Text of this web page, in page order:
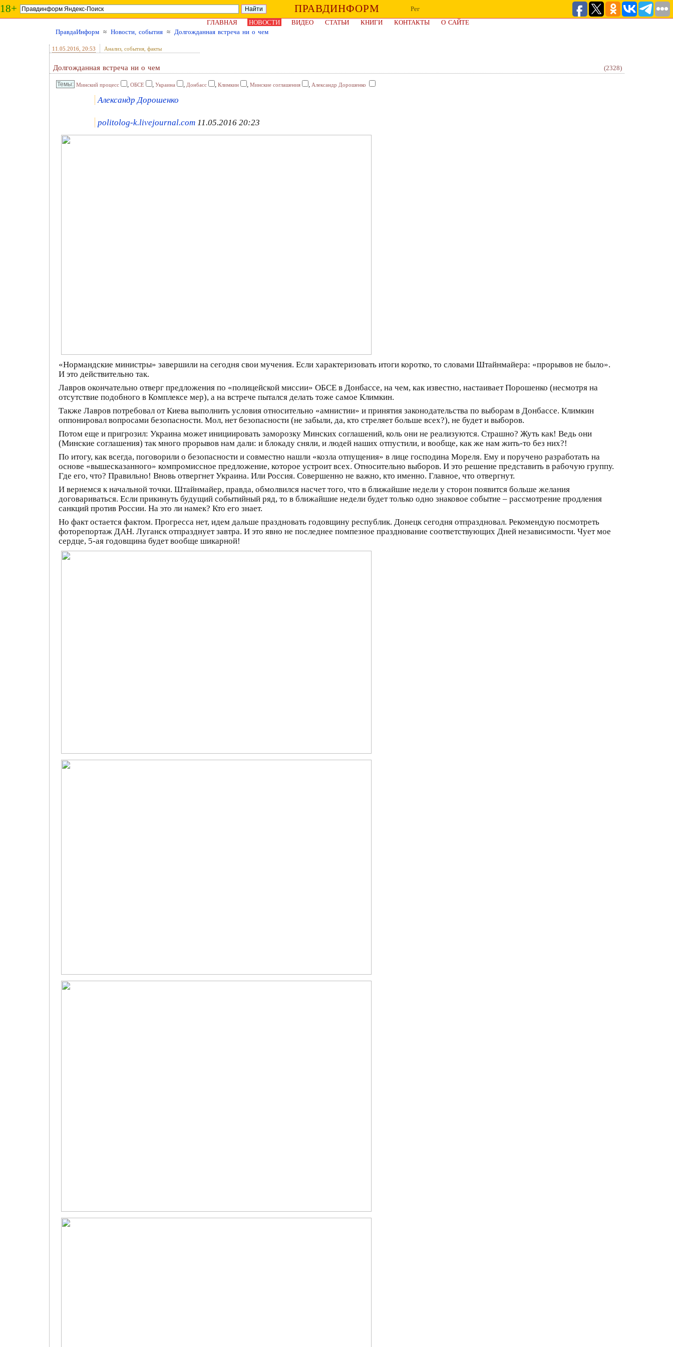
18+ ПРАВДИНФОРМ
Рег
ГЛАВНАЯ
НОВОСТИ ВИДЕО СТАТЬИ КНИГИ КОНТАКТЫ
О САЙТЕ
ПравдаИнформ ≈ Новости, события ≈ Долгожданная встреча ни о чем
11.05.2016 , 20:53 Анализ, события, факты
Долгожданная встреча ни о чем (2328)
Минский процесс , ОБСЕ , Украина , Донбасс , Климкин , Минские соглашения , Александр Дорошенко
Александр Дорошенко
politolog-k.livejournal.com 11.05.2016 20:23
«Нормандские министры» завершили на сегодня свои мучения. Если характеризовать итоги коротко, то словами Штайнмайера: «прорывов не было».
И это действительно так.
Лавров окончательно отверг предложения по «полицейской миссии» ОБСЕ в Донбассе, на чем, как известно, настаивает Порошенко (несмотря на
отсутствие подобного в Комплексе мер), а на встрече пытался делать тоже самое Климкин.
Также Лавров потребовал от Киева выполнить условия относительно «амнистии» и принятия законодательства по выборам в Донбассе. Климкин
оппонировал вопросами безопасности. Мол, нет безопасности (не забыли, да, кто стреляет больше всех?), не будет и выборов.
Потом еще и пригрозил: Украина может инициировать заморозку Минских соглашений, коль они не реализуются. Страшно? Жуть как! Ведь они
(Минские соглашения) так много прорывов нам дали: и блокаду сняли, и людей наших отпустили, и вообще, как же нам жить-то без них?!
По итогу, как всегда, поговорили о безопасности и совместно нашли «козла отпущения» в лице господина Мореля. Ему и поручено разработать на
основе «вышесказанного» компромиссное предложение, которое устроит всех. Относительно выборов. И это решение представить в рабочую группу.
Где его, что? Правильно! Вновь отвергнет Украина. Или Россия. Совершенно не важно, кто именно. Главное, что отвергнут.
И вернемся к начальной точки. Штайнмайер, правда, обмолвился насчет того, что в ближайшие недели у сторон появится больше желания
договариваться. Если прикинуть будущий событийный ряд, то в ближайшие недели будет только одно знаковое событие – рассмотрение продления
санкций против России. На это ли намек? Кто его знает.
Но факт остается фактом. Прогресса нет, идем дальше праздновать годовщину республик. Донецк сегодня отпраздновал. Рекомендую посмотреть
фоторепортаж ДАН. Луганск отпразднует завтра. И это явно не последнее помпезное празднование соответствующих Дней независимости. Чует мое
сердце, 5-ая годовщина будет вообще шикарной!